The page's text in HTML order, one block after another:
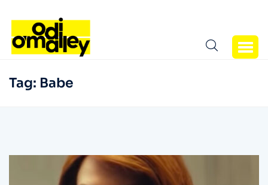
Tag: Babe